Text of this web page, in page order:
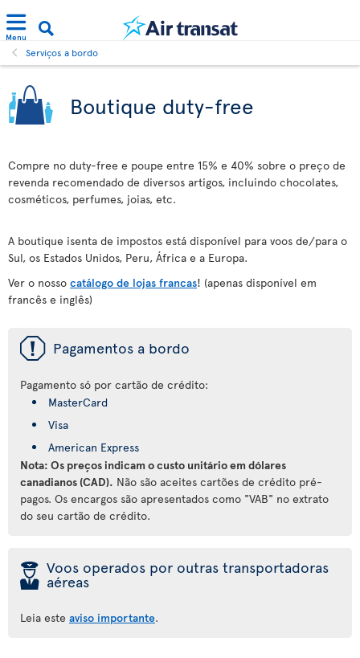
Menu
Serviços a bordo
Boutique duty-free
Compre no duty-free e poupe entre 15% e 40% sobre o preço de
revenda recomendado de diversos artigos, incluindo chocolates,
cosméticos, perfumes, joias, etc.
A boutique isenta de impostos está disponível para voos de/para o
Sul, os Estados Unidos, Peru, África e a Europa.
Ver o nosso catálogo de lojas francas! (apenas disponível em
francês e inglês)
ü Pagamentos a bordo
Pagamento só por cartão de crédito:
MasterCard
Visa
American Express
Nota: Os preços indicam o custo unitário em dólares
canadianos (CAD). Não são aceites cartões de crédito pré-
pagos. Os encargos são apresentados como "VAB" no extrato
do seu cartão de crédito.
þ Voos operados por outras transportadoras
aéreas
Leia este aviso importante.